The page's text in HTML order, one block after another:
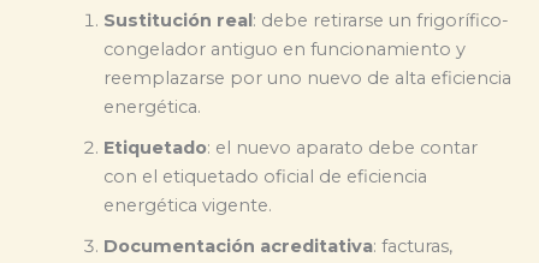
Sustitución real: debe retirarse un frigorífico-
congelador antiguo en funcionamiento y
reemplazarse por uno nuevo de alta eficiencia
energética.
Etiquetado: el nuevo aparato debe contar
con el etiquetado oficial de eficiencia
energética vigente.
Documentación acreditativa: facturas,